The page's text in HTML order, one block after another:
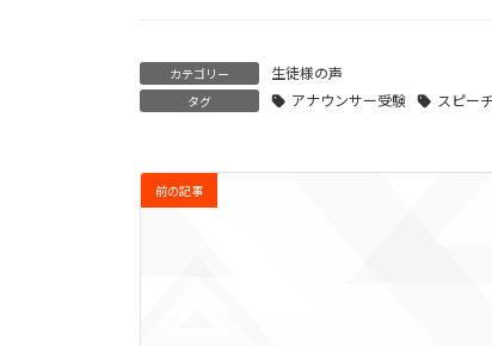
カテゴリー 生徒様の声
タグ アナウンサー受験 スピー
前の記事